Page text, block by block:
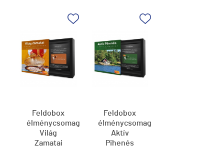
Feldobox
élménycsomag,
Világ
Zamatai
Feldobox
élménycsomag,
Aktív
Pihenés